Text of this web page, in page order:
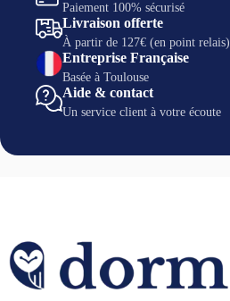
Paiement 100% sécurisé
Livraison offerte
À partir de 127€ (en point relais)
Entreprise Française
Basée à Toulouse
Aide & contact
Un service client à votre écoute